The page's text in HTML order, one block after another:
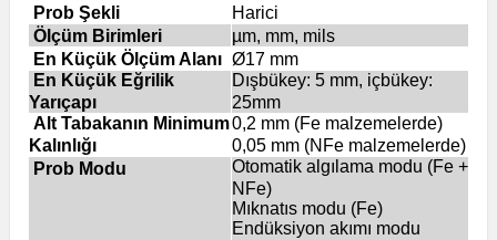
Prob Şekli
Harici
Ölçüm Birimleri
µm, mm, mils
En Küçük Ölçüm Alanı Ø17 mm
En Küçük Eğrilik
Yarıçapı
Dışbükey: 5 mm, içbükey:
25mm
Alt Tabakanın Minimum
Kalınlığı
0,2 mm (Fe malzemelerde)
0,05 mm (NFe malzemelerde)
Prob Modu
Otomatik algılama modu (Fe +
NFe)
Mıknatıs modu (Fe)
Endüksiyon akımı modu